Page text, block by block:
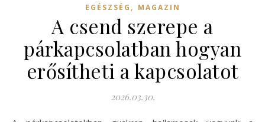
EGÉSZSÉG , MAGAZIN
A csend szerepe a
párkapcsolatban hogyan
erősítheti a kapcsolatot
2026.03.30.